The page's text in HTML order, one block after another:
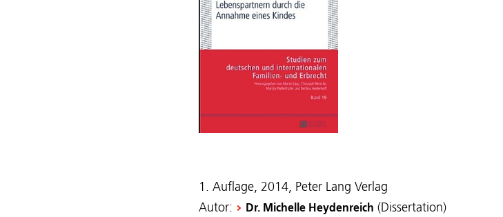
1. Auflage, 2014, Peter Lang Verlag
Autor:
Dr. Michelle Heydenreich (Dissertation)